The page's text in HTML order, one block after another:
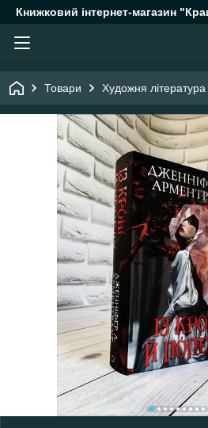
Книжковий інтернет-магазин
Товари Художня література